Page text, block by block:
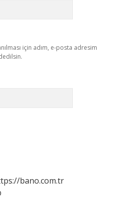
için adım, e-posta adresim
bano.com.tr